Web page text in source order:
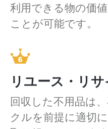
利用できる物の価
ことが可能です。
リユース・リ
回収した不用品は
クルを前提に適切